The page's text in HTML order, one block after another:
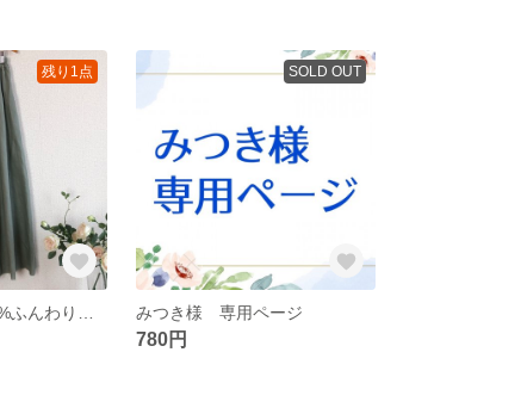
残り1点 SOLD OUT
みつき様 専用ページ
780円